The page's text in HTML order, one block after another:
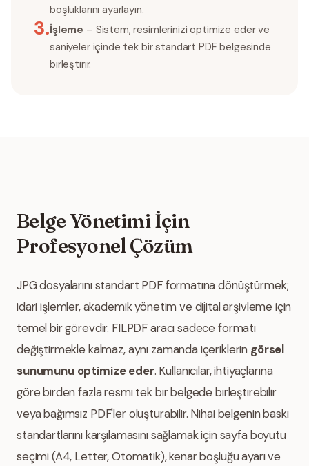
boşluklarını ayarlayın.
3.İşleme – Sistem, resimlerinizi optimize eder ve
saniyeler içinde tek bir standart PDF belgesinde
birleştirir.
Belge Yönetimi İçin
Profesyonel Çözüm
JPG dosyalarını standart PDF formatına dönüştürmek;
idari işlemler, akademik yönetim ve dijital arşivleme için
temel bir görevdir. FILPDF aracı sadece formatı
değiştirmekle kalmaz, aynı zamanda içeriklerin görsel
sunumunu optimize eder. Kullanıcılar, ihtiyaçlarına
göre birden fazla resmi tek bir belgede birleştirebilir
veya bağımsız PDF'ler oluşturabilir. Nihai belgenin baskı
standartlarını karşılamasını sağlamak için sayfa boyutu
seçimi (A4, Letter, Otomatik), kenar boşluğu ayarı ve